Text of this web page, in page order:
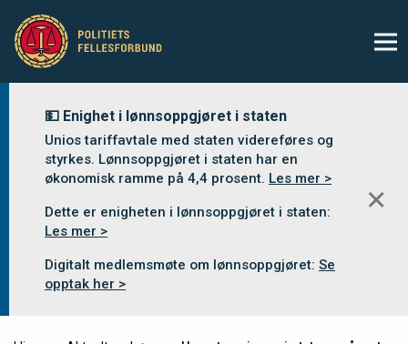
💵 Enighet i lønnsoppgjøret i staten
Unios tariffavtale med staten videreføres og
styrkes. Lønnsoppgjøret i staten har en
økonomisk ramme på 4,4 prosent. Les mer >
Dette er enigheten i lønnsoppgjøret i staten:
Les mer >
Digitalt medlemsmøte om lønnsoppgjøret: Se
opptak her >
✕